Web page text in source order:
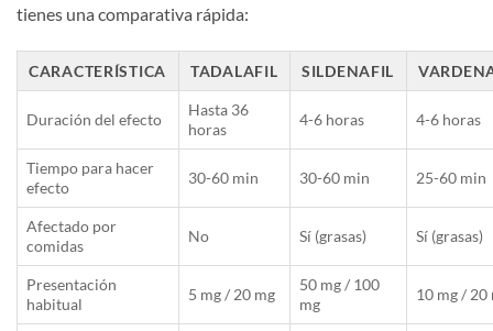
tienes una comparativa rápida:
CARACTERÍSTICA TADALAFIL SILDENAFIL
Duración del efecto
Hasta 36
horas
4-6 horas 4-6 horas
Tiempo para hacer
efecto
30-60 min 30-60 min 25-60 min
Afectado por
comidas
No Sí (grasas) Sí (grasas)
Presentación
habitual
5 mg / 20 mg
50 mg / 100
mg
10 mg / 20